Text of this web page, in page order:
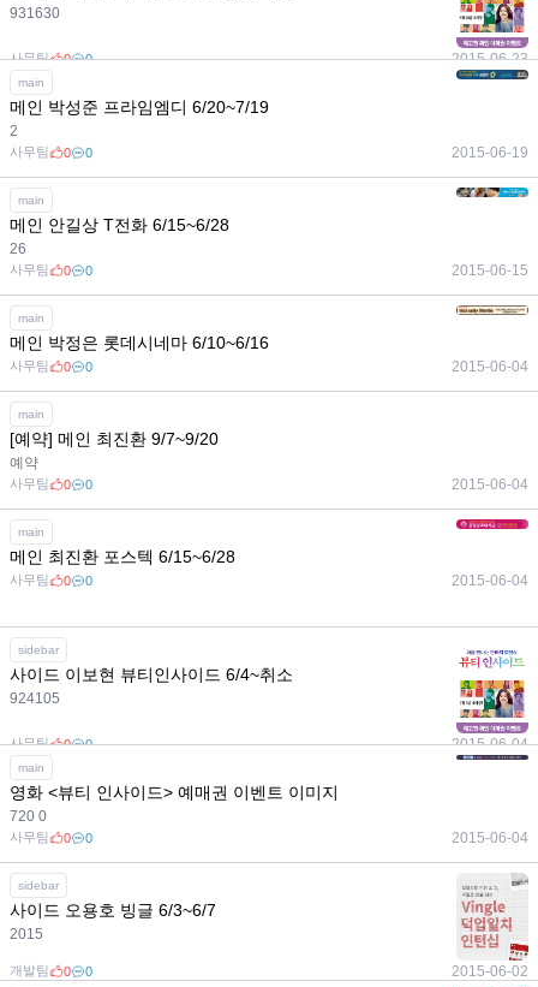
931630
사무팀 0 0 2015-06-23
main
메인 박성준 프라임엠디 6/20~7/19
2
사무팀 0 0 2015-06-19
main
메인 안길상 T전화 6/15~6/28
26
사무팀 0 0 2015-06-15
main
메인 박정은 롯데시네마 6/10~6/16
사무팀 0 0 2015-06-04
main
[예약] 메인 최진환 9/7~9/20
예약
사무팀 0 0 2015-06-04
main
메인 최진환 포스텍 6/15~6/28
사무팀 0 0 2015-06-04
sidebar
사이드 이보현 뷰티인사이드 6/4~취소
924105
사무팀 0 0 2015-06-04
main
영화 <뷰티 인사이드> 예매권 이벤트 이미지
720 0
사무팀 0 0 2015-06-04
sidebar
사이드 오용호 빙글 6/3~6/7
2015
개발팀 0 0 2015-06-02